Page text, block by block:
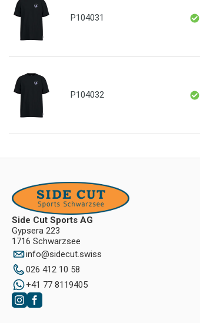
P104031
P104032
Side Cut Sports AG
Gypsera 223
1716 Schwarzsee
info@sidecut.swiss
026 412 10 58
+41 77 8119405